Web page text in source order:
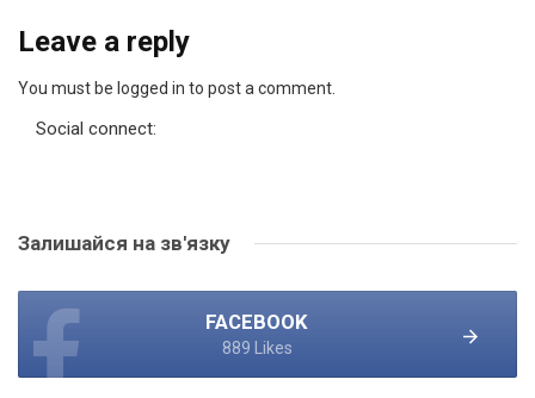
Leave a reply
You must be logged in to post a comment.
Social connect:
Залишайся на зв'язку
FACEBOOK
889 Likes